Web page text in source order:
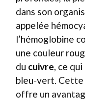
dans son
appelée
l’hémoglobine
une couleur
du cuivre, ce
bleu-vert.
offre un